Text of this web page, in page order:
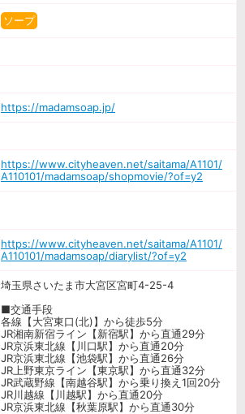
ソープ
https://madamsoap.jp/
https://www.cityheaven.net/saitama/A1101/
A110101/madamsoap/shopmovie/?of=y2
https://www.cityheaven.net/saitama/A1101/
A110101/madamsoap/diarylist/?of=y2
埼玉県さいたま市大宮区宮町4-25-4
■交通手段
各線【大宮東口(北)】から徒歩5分
JR湘南新宿ライン【新宿駅】から直通29分
JR京浜東北線【川口駅】から直通20分
JR京浜東北線【池袋駅】から直通26分
JR上野東京ライン【東京駅】から直通32分
JR武蔵野線【南越谷駅】から乗り換え1回20分
JR川越線【川越駅】から直通20分
JR京浜東北線【秋葉原駅】から直通30分